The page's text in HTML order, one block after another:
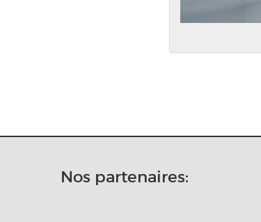
Nos partenaires: